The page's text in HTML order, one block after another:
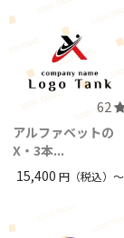
62
アルファベットの
X・3本...
15,400 円（税込）〜